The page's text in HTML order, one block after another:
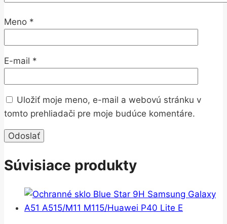
Meno *
E-mail *
Uložiť moje meno, e-mail a webovú stránku v
tomto prehliadači pre moje budúce komentáre.
Súvisiace produkty